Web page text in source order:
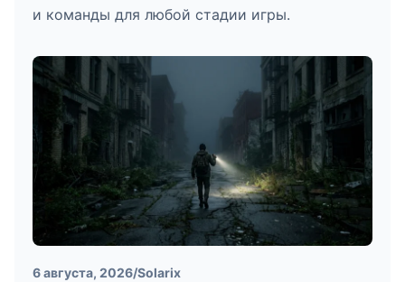
и команды для любой стадии игры.
6 августа, 2026/Solarix